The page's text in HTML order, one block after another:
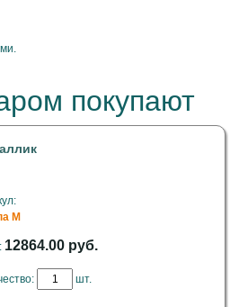
покупают
M
12864.00 руб.
шт.